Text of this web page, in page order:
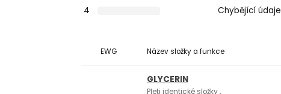
4
Chybějící údaje
EWG Název složky a funkce
GLYCERIN
Pleti identické složky ,